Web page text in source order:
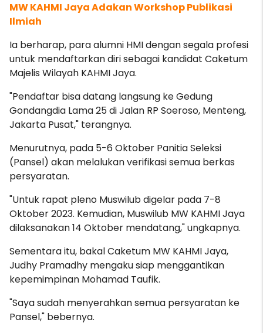
MW KAHMI Jaya Adakan Workshop Publikasi
Ilmiah
Ia berharap, para alumni HMI dengan segala profesi
untuk mendaftarkan diri sebagai kandidat Caketum
Majelis Wilayah KAHMI Jaya.
"Pendaftar bisa datang langsung ke Gedung
Gondangdia Lama 25 di Jalan RP Soeroso, Menteng,
Jakarta Pusat," terangnya.
Menurutnya, pada 5-6 Oktober Panitia Seleksi
(Pansel) akan melalukan verifikasi semua berkas
persyaratan.
"Untuk rapat pleno Muswilub digelar pada 7-8
Oktober 2023. Kemudian, Muswilub MW KAHMI Jaya
dilaksanakan 14 Oktober mendatang," ungkapnya.
Sementara itu, bakal Caketum MW KAHMI Jaya,
Judhy Pramadhy mengaku siap menggantikan
kepemimpinan Mohamad Taufik.
"Saya sudah menyerahkan semua persyaratan ke
Pansel," bebernya.